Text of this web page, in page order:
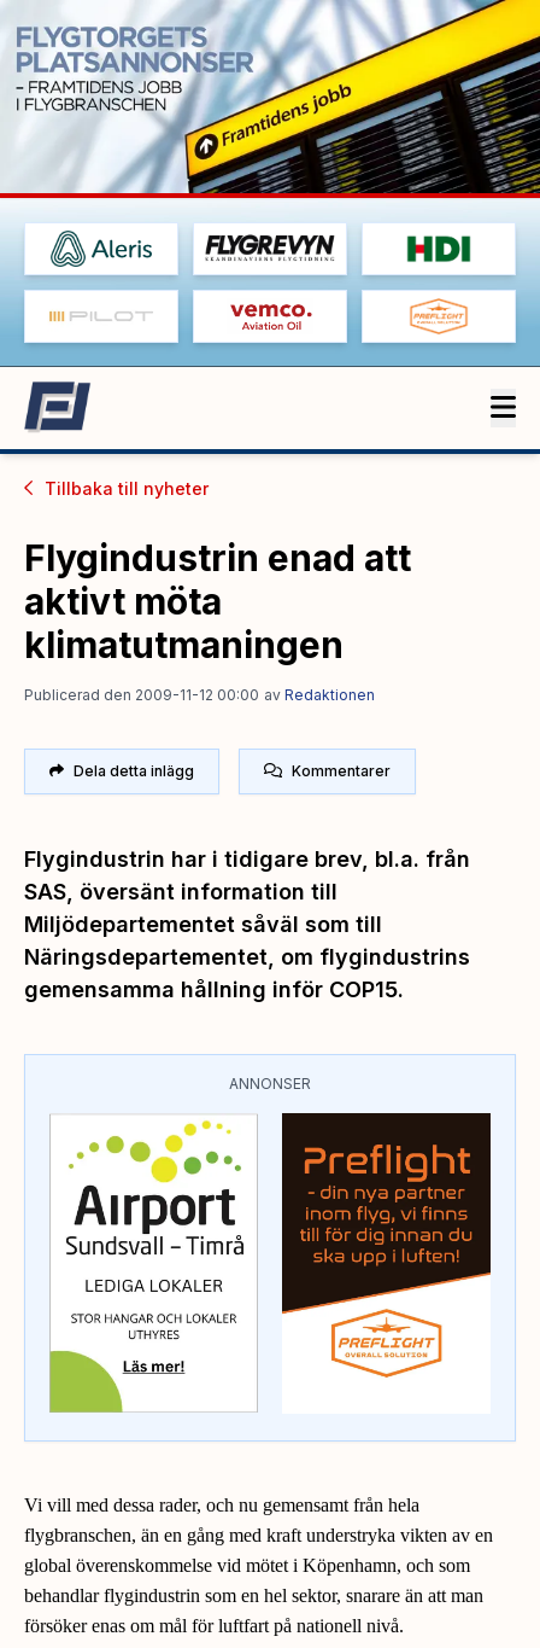
Tillbaka till nyheter
Flygindustrin enad att
aktivt möta
klimatutmaningen
Publicerad den 2009-11-12 00:00 av Redaktionen
Dela detta inlägg Kommentarer
Flygindustrin har i tidigare brev, bl.a. från
SAS, översänt information till
Miljödepartementet såväl som till
Näringsdepartementet, om flygindustrins
gemensamma hållning inför COP15.
ANNONSER
Vi vill med dessa rader, och nu gemensamt från hela
flygbranschen, än en gång med kraft understryka vikten av en
global överenskommelse vid mötet i Köpenhamn, och som
behandlar flygindustrin som en hel sektor, snarare än att man
försöker enas om mål för luftfart på nationell nivå.